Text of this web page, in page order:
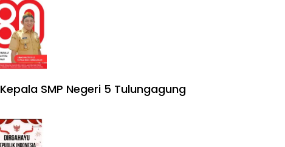
Kepala SMP Negeri 5 Tulungagung